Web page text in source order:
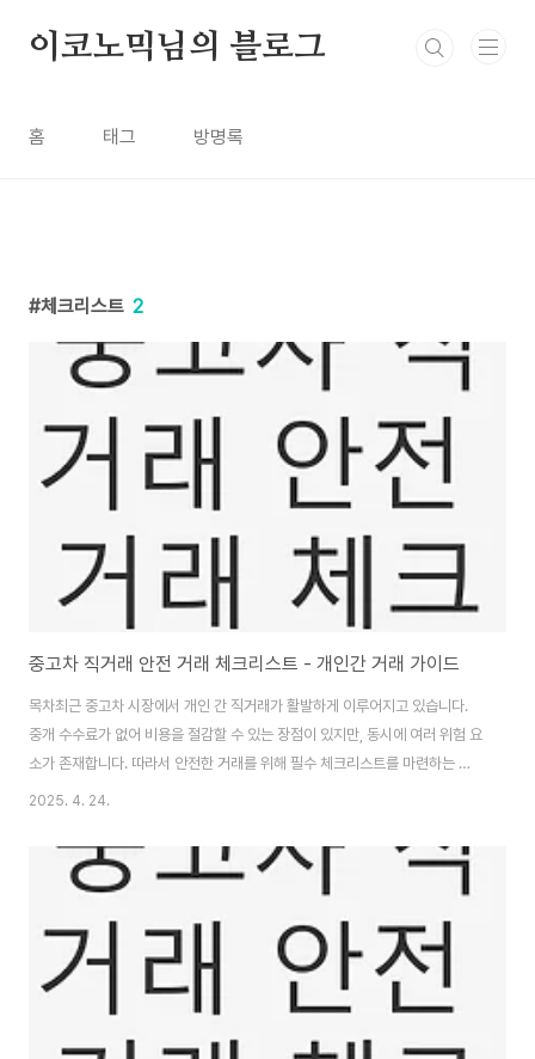
이코노믹님의 블로그
홈 태그 방명록
체크리스트 2
중고차 직거래 안전 거래 체크리스트 - 개인간 거래 가이드
목차최근 중고차 시장에서 개인 간 직거래가 활발하게 이루어지고 있습니다.
중개 수수료가 없어 비용을 절감할 수 있는 장점이 있지만, 동시에 여러 위험 요
소가 존재합니다. 따라서 안전한 거래를 위해 필수 체크리스트를 마련하는 것
이 중요합니다. 이번 글에서는 중고차 직거래 시 반드시 확인해야 할 사항들을
보기개인 직거래 중고차 구매 전 주의사항중고차를 개인 간에 거래할 때는 여
러 가지 주의가 필요합니다. 첫 번째로, 차량의 사고 이력과 관련된 정보를 철저
이력을 확인할 수 있습니다. 만약 성능 점검 기록부를 요구할 경우, 판매자가 이
를 발급받을 수 있도록 ..
2025. 4. 24.